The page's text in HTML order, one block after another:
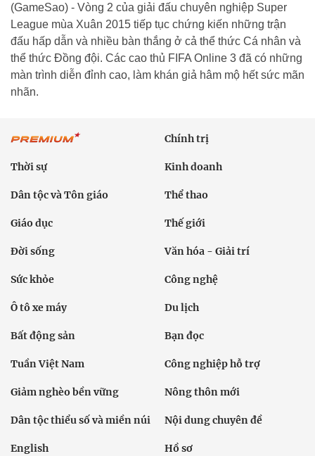
(GameSao) - Vòng 2 của giải đấu chuyên nghiệp Super
League mùa Xuân 2015 tiếp tục chứng kiến những trận
đấu hấp dẫn và nhiều bàn thắng ở cả thể thức Cá nhân và
thể thức Đồng đội. Các cao thủ FIFA Online 3 đã có những
màn trình diễn đỉnh cao, làm khán giả hâm mộ hết sức mãn
nhãn.
Chính trị
Thời sự Kinh doanh
Dân tộc và Tôn giáo Thể thao
Giáo dục Thế giới
Đời sống Văn hóa - Giải trí
Sức khỏe Công nghệ
Ô tô xe máy Du lịch
Bất động sản Bạn đọc
Tuần Việt Nam Công nghiệp hỗ trợ
Giảm nghèo bền vững Nông thôn mới
Dân tộc thiểu số và miền núi Nội dung chuyên đề
English Hồ sơ